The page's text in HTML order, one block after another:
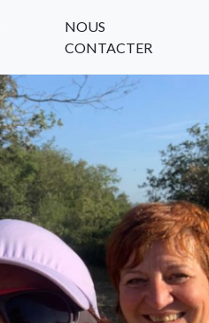
NOUS
CONTACTER